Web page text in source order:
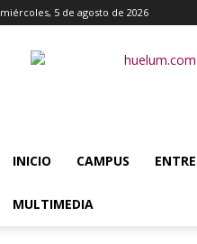
miércoles, 5 de agosto de 2026
Huélum
INICIO CAMPUS
MULTIMEDIA